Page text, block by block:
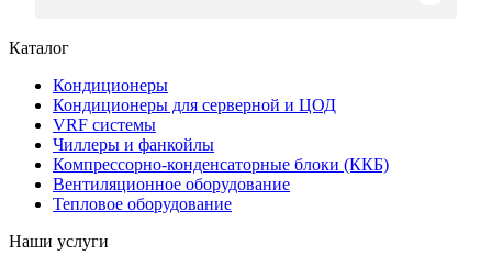
Каталог
Кондиционеры
Кондиционеры для серверной и ЦОД
VRF системы
Чиллеры и фанкойлы
Компрессорно-конденсаторные блоки (ККБ)
Вентиляционное оборудование
Тепловое оборудование
Наши услуги